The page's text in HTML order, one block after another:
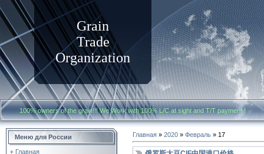
Grain
Trade
Organization
100% owners of the grain!!! We Work with100% L/C at sight and T/T payment
Меню для России
Главная
Главная » 2020 » Февраль » 17